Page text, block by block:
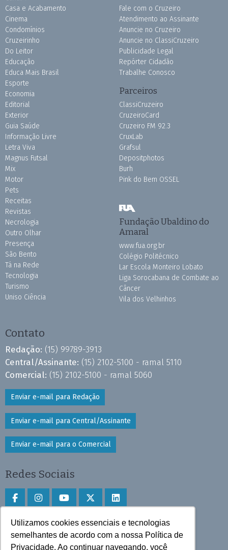
Utilizamos cookies essenciais e tecnologias
semelhantes de acordo com a nossa Política de
Privacidade. Ao continuar navegando, você
Casa e Acabamento
Cinema
Condomínios
Cruzeirinho
Do Leitor
Educação
Educa Mais Brasil
Esporte
Economia
Editorial
Exterior
Guia Saúde
Informação Livre
Letra Viva
Magnus Futsal
Mix
Motor
Pets
Receitas
Revistas
Necrologia
Outro Olhar
Presença
São Bento
Tá na Rede
Tecnologia
Turismo
Uniso Ciência
Fale com o Cruzeiro
Atendimento ao Assinante
Anuncie no Cruzeiro
Anuncie no ClassiCruzeiro
Publicidade Legal
Repórter Cidadão
Trabalhe Conosco
Parceiros
ClassiCruzeiro
CruzeiroCard
Cruzeiro FM 92.3
CruxLab
Grafsul
Depositphotos
Burh
Pink do Bem OSSEL
Fundação Ubaldino do
Amaral
www.fua.org.br
Colégio Politécnico
Lar Escola Monteiro Lobato
Liga Sorocabana de Combate ao
Câncer
Vila dos Velhinhos
Contato
Redação: (15) 99789-3913
Central/Assinante: (15) 2102-5100 - ramal 5110
Comercial: (15) 2102-5100 - ramal 5060
Enviar e-mail para Redação
Enviar e-mail para Central/Assinante
Enviar e-mail para o Comercial
Redes Sociais
Faça download do aplicativo